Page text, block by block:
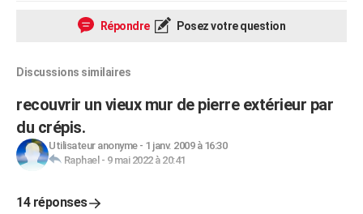
Répondre Posez votre question
Discussions similaires
recouvrir un vieux mur de pierre extérieur par
du crépis.
Utilisateur anonyme- 1 janv. 2009 à 16:30
Raphael - 9 mai 2022 à 20:41
14 réponses